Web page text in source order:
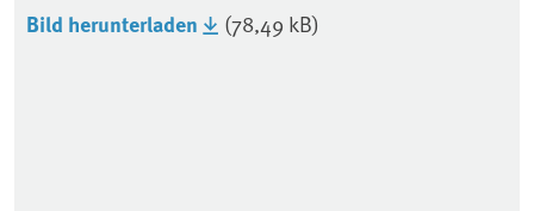
Bild herunterladen (78,49 kB)